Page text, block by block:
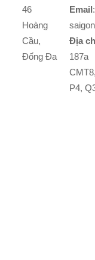
46
Hoàng
Cầu,
Đống Đa
Email:
Địa
187a
CMT8,
P4,